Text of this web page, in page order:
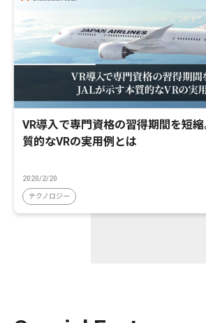
VR導入で専門資格の習得期間を短
質的なVRの実用例とは
2020/2/20
テクノロジー